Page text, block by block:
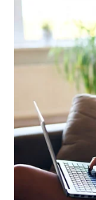
Blagajnica ju je
vas? Poznajete
susret sa
unuku čokoladu i
adekvatno
namjeravam je